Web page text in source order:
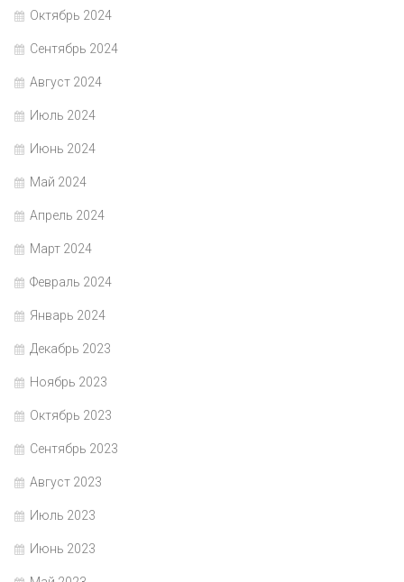
Октябрь 2024
Сентябрь 2024
Август 2024
Июль 2024
Июнь 2024
Май 2024
Апрель 2024
Март 2024
Февраль 2024
Январь 2024
Декабрь 2023
Ноябрь 2023
Октябрь 2023
Сентябрь 2023
Август 2023
Июль 2023
Июнь 2023